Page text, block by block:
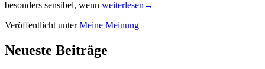
besonders sensibel, wenn Mitgefühl
Hetze
Hass
weiterlesen →
Veröffentlicht unter Meine Meinung
Primärer
Neueste Beiträge